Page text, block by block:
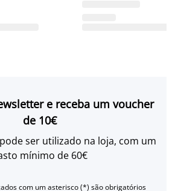
e receba um voucher
de 10€
ser utilizado na loja, com um
mínimo de 60€
com um asterisco (*) são obrigatórios